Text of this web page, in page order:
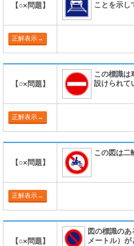
【○×問題】
ことを示し
【○×問題】
この標識は
設けられて
【○×問題】
この図は二
【○×問題】
図の標識の
メートル）